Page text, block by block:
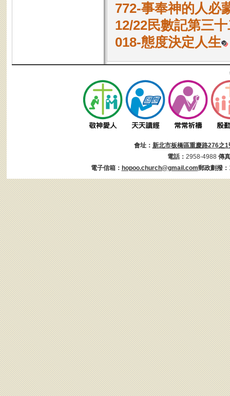
772-事奉神的人必
12/22民數記第三
018-態度決定人生
會址： 新北市板橋區重慶路276之1
電話： 2958-4988 傳
電子信箱： hopoo.church@gmail.com郵政劃撥：